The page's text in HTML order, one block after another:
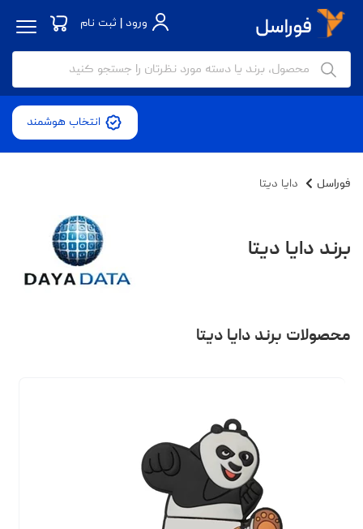
ورود | ثبت نام
انتخاب هوشمند
فوراسل دایا دیتا
برند دایا دیتا
محصولات برند دایا دیتا